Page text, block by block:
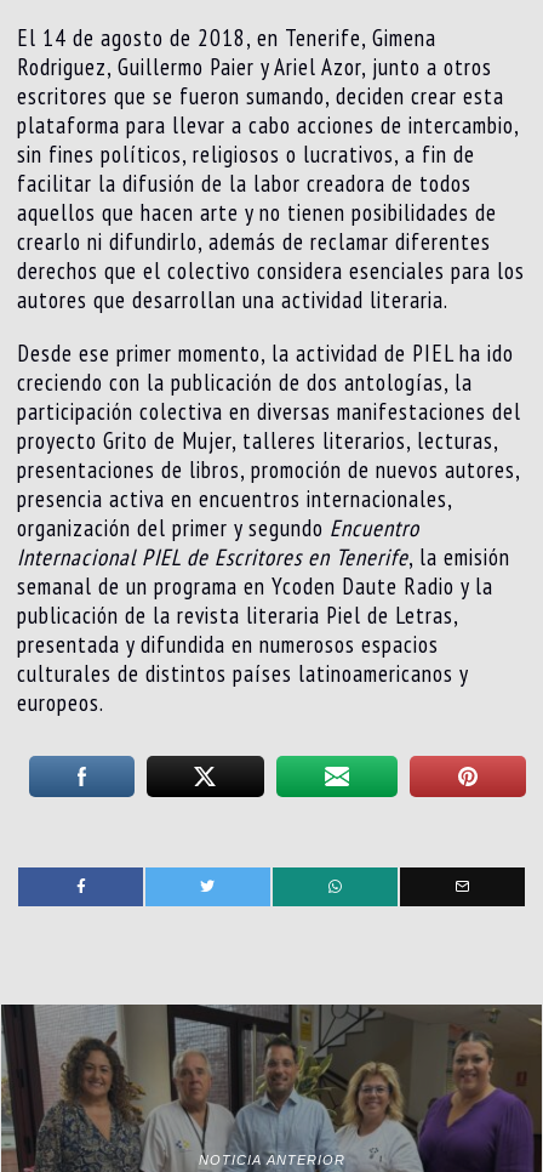
El 14 de agosto de 2018, en Tenerife, Gimena
Rodriguez, Guillermo Paier y Ariel Azor, junto a otros
escritores que se fueron sumando, deciden crear esta
plataforma para llevar a cabo acciones de intercambio,
sin fines políticos, religiosos o lucrativos, a fin de
facilitar la difusión de la labor creadora de todos
aquellos que hacen arte y no tienen posibilidades de
crearlo ni difundirlo, además de reclamar diferentes
derechos que el colectivo considera esenciales para los
autores que desarrollan una actividad literaria.
Desde ese primer momento, la actividad de PIEL ha ido
creciendo con la publicación de dos antologías, la
participación colectiva en diversas manifestaciones del
proyecto Grito de Mujer, talleres literarios, lecturas,
presentaciones de libros, promoción de nuevos autores,
presencia activa en encuentros internacionales,
organización del primer y segundo Encuentro
Internacional PIEL de Escritores en Tenerife, la emisión
semanal de un programa en Ycoden Daute Radio y la
publicación de la revista literaria Piel de Letras,
presentada y difundida en numerosos espacios
culturales de distintos países latinoamericanos y
europeos.
NOTICIA ANTERIOR